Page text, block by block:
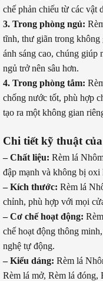
chế phản chiếu từ các vật
3. Trong phòng ngủ:
tĩnh, thư giãn trong không
ánh sáng cao, chúng giúp
ngủ trở nên sâu hơn.
4. Trong phòng tắm:
chống nước tốt, phù hợp
tạo ra một không gian
Chi tiết kỹ thuật
– Chất liệu: Rèm lá
đập mạnh và không bị
– Kích thước: Rèm lá
chỉnh, phù hợp với mọi
– Cơ chế hoạt động:
chế hoạt động thông
nghệ tự động.
– Kiểu dáng: Rèm lá
Rèm lá mở, Rèm lá đóng,